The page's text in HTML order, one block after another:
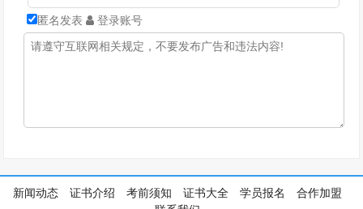
匿名发表 登录账号
新闻动态 证书介绍 考前须知 证书大全 学员报名
合作加盟